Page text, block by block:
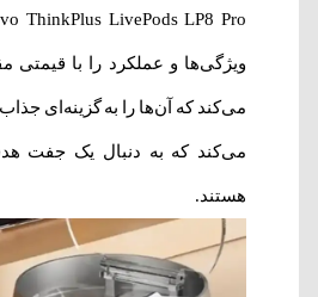
ویژگی‌ها و عملکرد را با قیمتی
می‌کند که آن‌ها را به گزینه‌ای جذاب
می‌کند که به دنبال یک جفت
هستند.